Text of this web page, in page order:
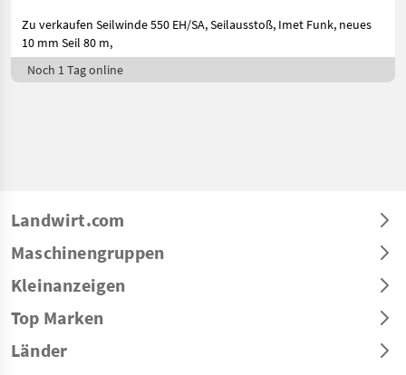
Zu verkaufen Seilwinde 550 EH/SA, Seilausstoß, Imet Funk, neues
10 mm Seil 80 m,
Noch 1 Tag online
Landwirt.com
Maschinengruppen
Kleinanzeigen
Top Marken
Länder